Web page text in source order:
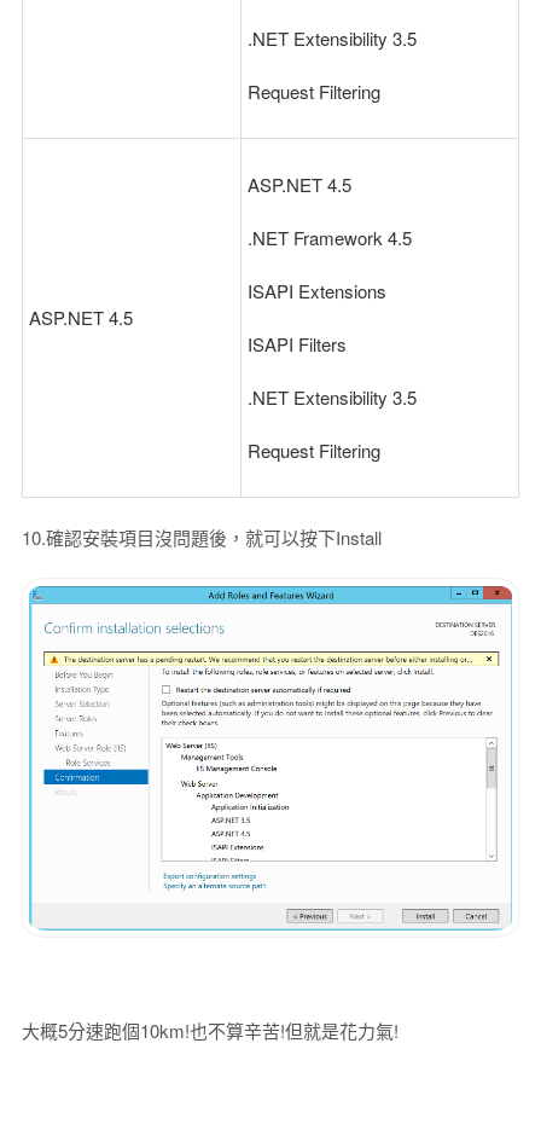
.NET Extensibility 3.5
Request Filtering
ASP.NET 4.5
ASP.NET 4.5
.NET Framework 4.5
ISAPI Extensions
ISAPI Filters
.NET Extensibility 3.5
Request Filtering
10.確認安裝項目沒問題後，就可以按下Install
大概5分速跑個10km!也不算辛苦!但就是花力氣!